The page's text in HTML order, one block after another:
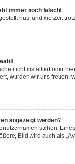
immer noch falsch!
hast und die Zeit
nicht installiert oder
würden wir uns
angezeigt werden?
stehen.
Bild wird auch als